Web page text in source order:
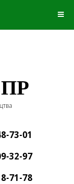
73-01
32-97
71-78